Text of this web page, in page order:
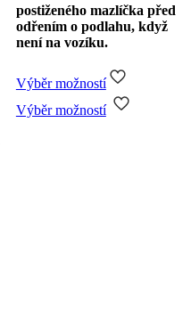
postiženého mazlíčka před
odřením o podlahu, když
není na vozíku.
Výběr možností
Výběr možností
Tento
produkt